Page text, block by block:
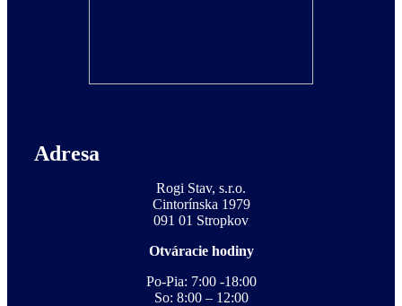
Adresa
Rogi Stav, s.r.o.
Cintorínska 1979
091 01 Stropkov
Otváracie hodiny
Po-Pia: 7:00 -18:00
So: 8:00 – 12:00